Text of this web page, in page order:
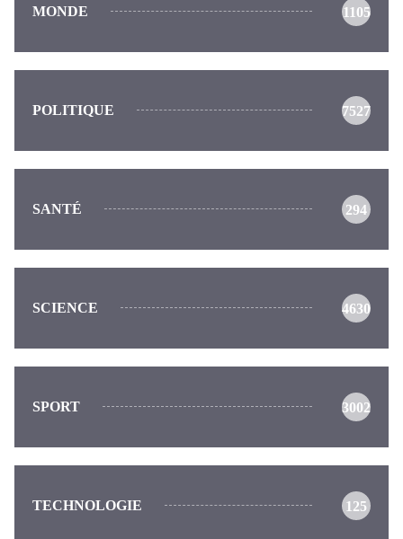
MONDE 1105
POLITIQUE 7527
SANTÉ 294
SCIENCE 4630
SPORT 3002
TECHNOLOGIE 125